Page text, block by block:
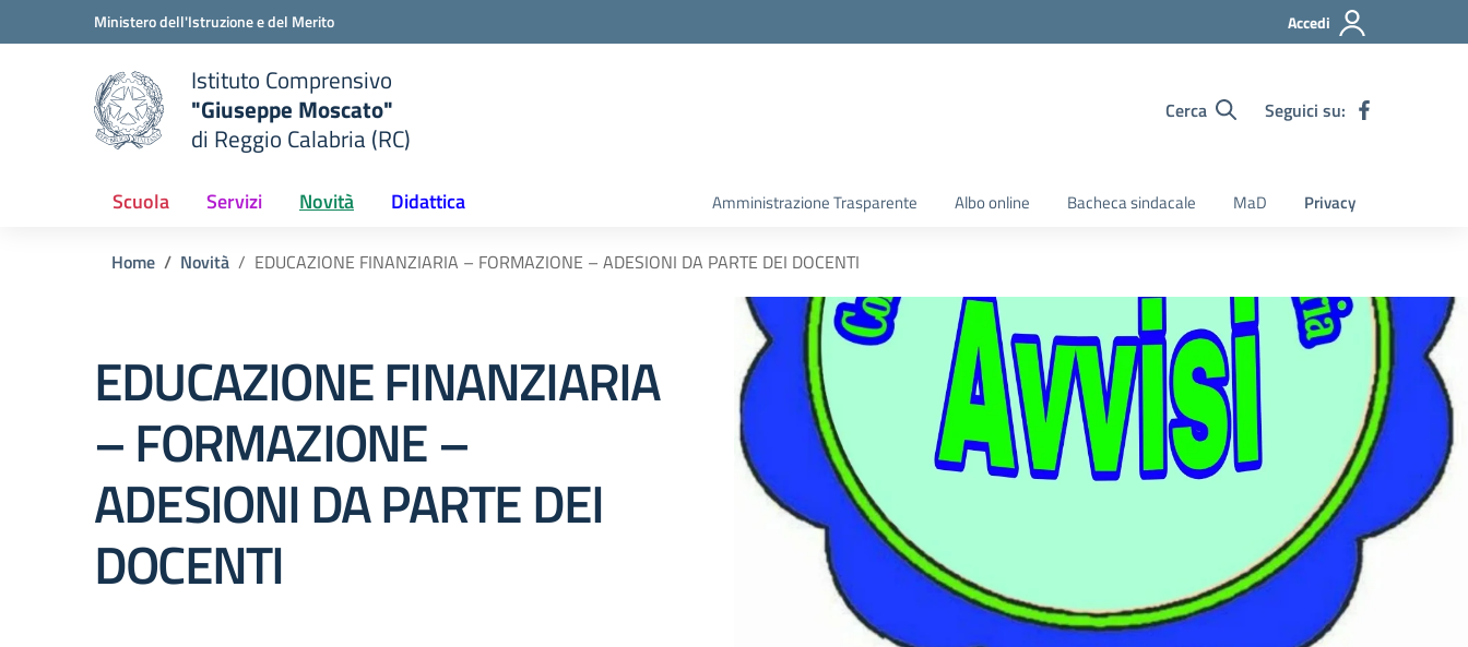
Vai ai contenuti
Vai al menu di navigazioneMinistero dell'Istruzione e del Merito Accedi
scuola
Istituto Comprensivo
"Giuseppe Moscato"
di Reggio Calabria (RC)
Cerca Seguici su:
Scuola Servizi Novità Didattica Amministrazione Trasparente Albo online Bacheca sindacale MaD Privacy
Home Novità EDUCAZIONE FINANZIARIA – FORMAZIONE – ADESIONI DA PARTE DEI DOCENTI
EDUCAZIONE FINANZIARIA
– FORMAZIONE –
ADESIONI DA PARTE DEI
DOCENTI